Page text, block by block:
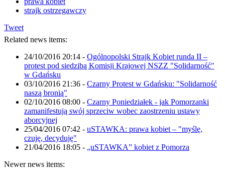
strajk ostrzegawczy
Tweet
Related news items:
24/10/2016 20:14 - Ogólnopolski Strajk Kobiet runda II –
protest pod siedzibą Komisji Krajowej NSZZ "Solidarność"
w Gdańsku
03/10/2016 21:36 - Czarny Protest w Gdańsku: "Solidarność
naszą bronią"
02/10/2016 08:00 - Czarny Poniedziałek - jak Pomorzanki
zamanifestują swój sprzeciw wobec zaostrzeniu ustawy
aborcyjnej
25/04/2016 07:42 - uSTAWKA: prawa kobiet – "myślę,
czuję, decyduję"
21/04/2016 18:05 - „uSTAWKA” kobiet z Pomorza
Newer news items: